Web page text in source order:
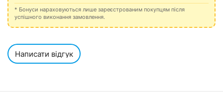
* Бонуси нараховуються лише зареєстрованим покупцям після
успішного виконання замовлення.
Написати відгук